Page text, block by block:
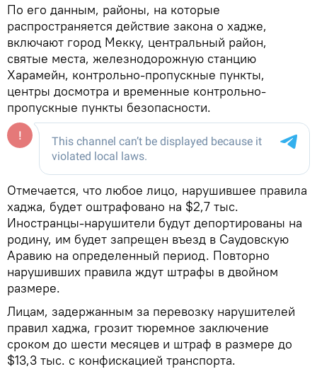
По его данным, районы, на которые
распространяется действие закона о хадже,
включают город Мекку, центральный район,
святые места, железнодорожную станцию
Харамейн, контрольно-пропускные пункты,
центры досмотра и временные контрольно-
пропускные пункты безопасности.
Отмечается, что любое лицо, нарушившее правила
хаджа, будет оштрафовано на $2,7 тыс.
Иностранцы-нарушители будут депортированы на
родину, им будет запрещен въезд в Саудовскую
Аравию на определенный период. Повторно
нарушивших правила ждут штрафы в двойном
размере.
Лицам, задержанным за перевозку нарушителей
правил хаджа, грозит тюремное заключение
сроком до шести месяцев и штраф в размере до
$13,3 тыс. с конфискацией транспорта.